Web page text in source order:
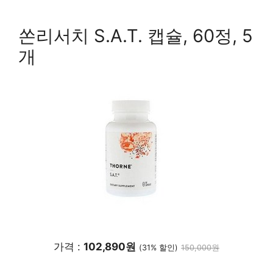
쏜리서치 S.A.T. 캡슐, 60정, 5
개
가격 : 102,890원 (31% 할인) 150,000원